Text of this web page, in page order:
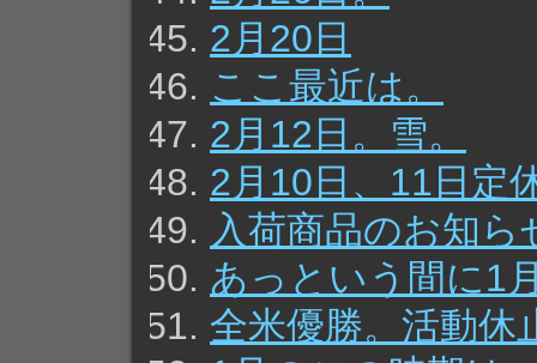
2月20日
ここ最近は。
2月12日。雪。
2月10日、11日定
入荷商品のお知ら
あっという間に1
全米優勝。活動休